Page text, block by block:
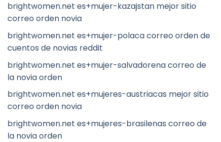
brightwomen.net es+mujer-kazajstan mejor sitio
correo orden novia
brightwomen.net es+mujer-polaca correo orden de
cuentos de novias reddit
brightwomen.net es+mujer-salvadorena correo de
la novia orden
brightwomen.net es+mujeres-austriacas mejor sitio
correo orden novia
brightwomen.net es+mujeres-brasilenas correo de
la novia orden